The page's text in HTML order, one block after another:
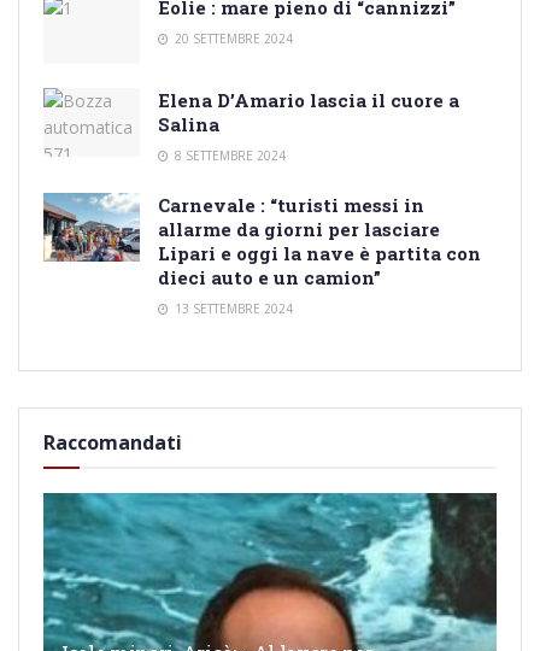
Eolie : mare pieno di “cannizzi”
20 SETTEMBRE 2024
Elena D’Amario lascia il cuore a
Salina
8 SETTEMBRE 2024
Carnevale : “turisti messi in
allarme da giorni per lasciare
Lipari e oggi la nave è partita con
dieci auto e un camion”
13 SETTEMBRE 2024
Raccomandati